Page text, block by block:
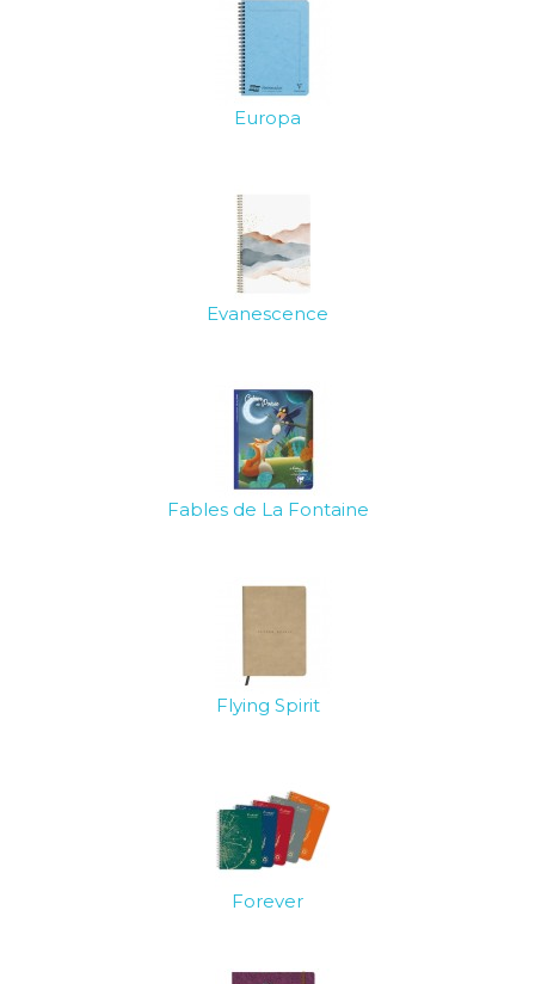
Europa
Evanescence
Fables de La Fontaine
Flying Spirit
Forever